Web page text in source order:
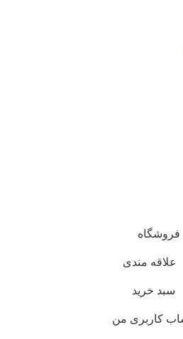
فروشگاه
علاقه مندی
سبد خرید
کاربری من